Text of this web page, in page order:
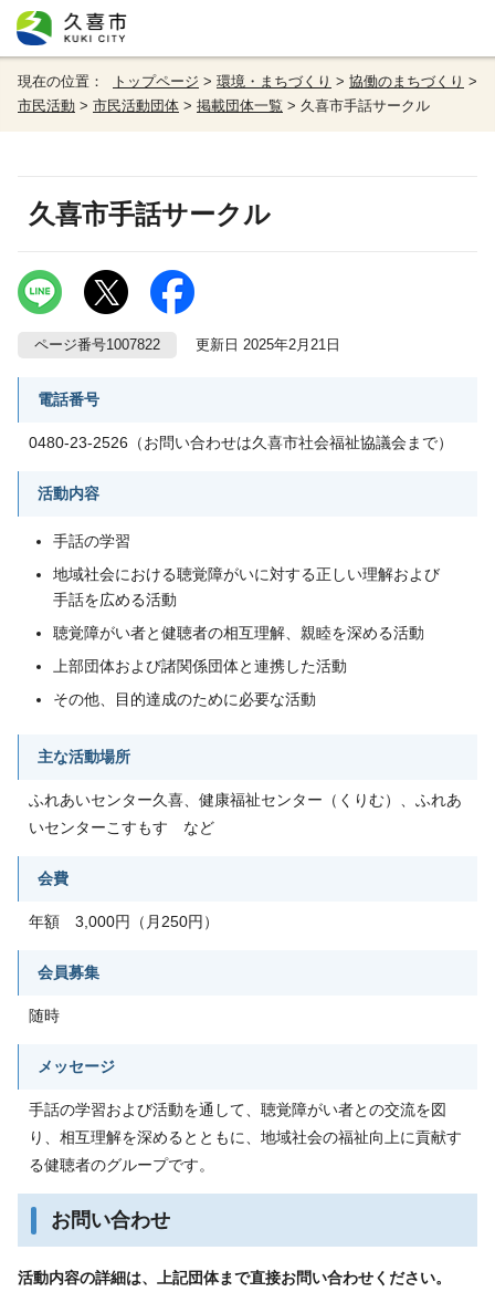
現在の位置： トップページ > 環境・まちづくり > 協働のまちづくり >
市民活動 > 市民活動団体 > 掲載団体一覧 > 久喜市手話サークル
久喜市手話サークル
ページ番号1007822 更新日 2025年2月21日
電話番号
0480-23-2526（お問い合わせは久喜市社会福祉協議会まで）
活動内容
手話の学習
地域社会における聴覚障がいに対する正しい理解および
手話を広める活動
聴覚障がい者と健聴者の相互理解、親睦を深める活動
上部団体および諸関係団体と連携した活動
その他、目的達成のために必要な活動
主な活動場所
ふれあいセンター久喜、健康福祉センター（くりむ）、ふれあ
いセンターこすもす など
会費
年額 3,000円（月250円）
会員募集
随時
メッセージ
手話の学習および活動を通して、聴覚障がい者との交流を図
り、相互理解を深めるとともに、地域社会の福祉向上に貢献す
る健聴者のグループです。
お問い合わせ
活動内容の詳細は、上記団体まで直接お問い合わせください。